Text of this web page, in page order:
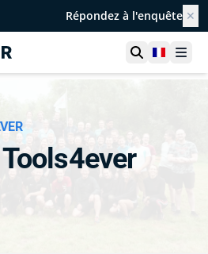
Répondez à l'enquête ✕
Ouvrir la
France